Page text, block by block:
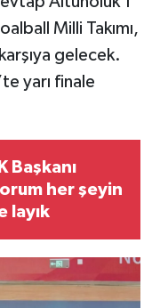
Milli Takımı,
gelecek.
yarı finale
Başkanı
her şeyin
layık